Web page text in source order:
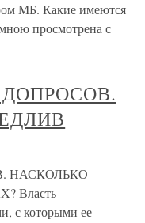
МБ. Какие имеются
просмотрена с
НАСКОЛЬКО
Власть
с которыми ее